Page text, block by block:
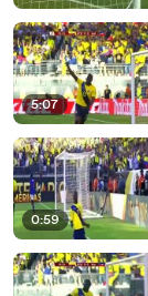
5:07
0:59